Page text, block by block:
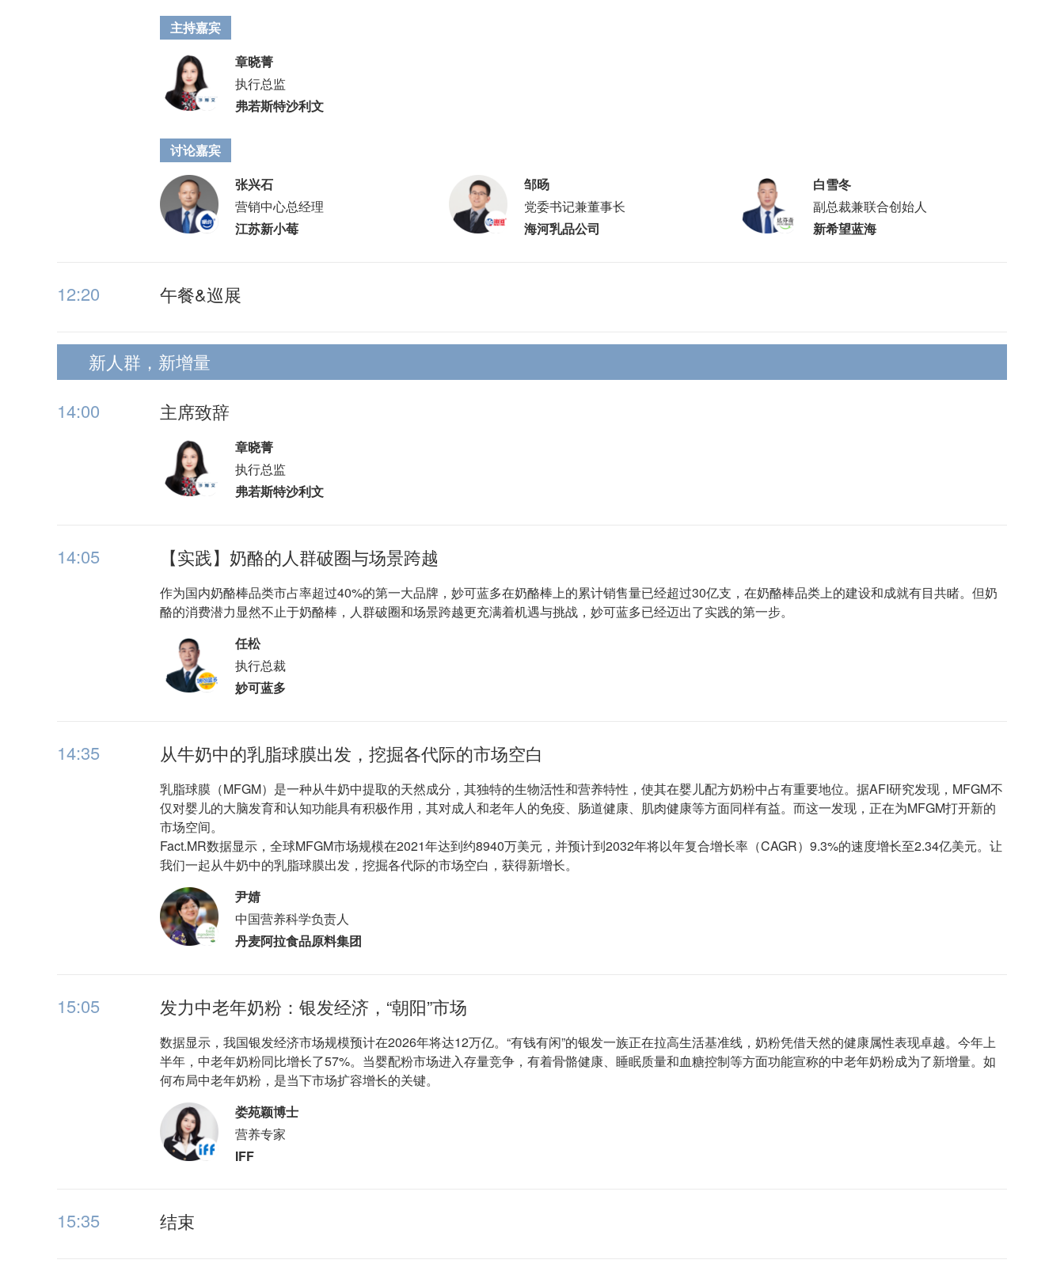
主持嘉宾
章晓菁
执行总监
弗若斯特沙利文
讨论嘉宾
张兴石
营销中心总经理
江苏新小莓
邹旸
党委书记兼董事长
海河乳品公司
白雪冬
副总裁兼联合创始人
新希望蓝海
12:20 午餐&巡展
新人群，新增量
14:00
主席致辞
章晓菁
执行总监
弗若斯特沙利文
14:05 【实践】奶酪的人群破圈与场景跨越
作为国内奶酪棒品类市占率超过40%的第一大品牌，妙可蓝多在奶酪棒上的累计销售量已经超过30亿支，在奶酪棒品类上的建设和成就有目共睹。但奶
酪的消费潜力显然不止于奶酪棒，人群破圈和场景跨越更充满着机遇与挑战，妙可蓝多已经迈出了实践的第一步。
任松
执行总裁
妙可蓝多
14:35 从牛奶中的乳脂球膜出发，挖掘各代际的市场空白
乳脂球膜（MFGM）是一种从牛奶中提取的天然成分，其独特的生物活性和营养特性，使其在婴儿配方奶粉中占有重要地位。据AFI研究发现，MFGM不
仅对婴儿的大脑发育和认知功能具有积极作用，其对成人和老年人的免疫、肠道健康、肌肉健康等方面同样有益。而这一发现，正在为MFGM打开新的
市场空间。
Fact.MR数据显示，全球MFGM市场规模在2021年达到约8940万美元，并预计到2032年将以年复合增长率（CAGR）9.3%的速度增长至2.34亿美元。让
我们一起从牛奶中的乳脂球膜出发，挖掘各代际的市场空白，获得新增长。
尹婧
中国营养科学负责人
丹麦阿拉食品原料集团
15:05 发力中老年奶粉：银发经济，“朝阳”市场
数据显示，我国银发经济市场规模预计在2026年将达12万亿。“有钱有闲”的银发一族正在拉高生活基准线，奶粉凭借天然的健康属性表现卓越。今年上
半年，中老年奶粉同比增长了57%。当婴配粉市场进入存量竞争，有着骨骼健康、睡眠质量和血糖控制等方面功能宣称的中老年奶粉成为了新增量。如
何布局中老年奶粉，是当下市场扩容增长的关键。
娄苑颖博士
营养专家
IFF
15:35 结束